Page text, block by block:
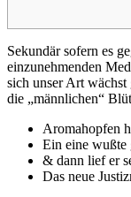
Sekundär sofern es
einzunehmenden
sich unser Art
die „männlichen“
Aromahopfen
Ein eine wußte
& dann lief er
Das neue